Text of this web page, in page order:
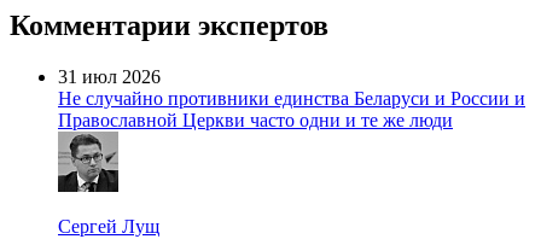
Комментарии экспертов
31 июл 2026
Не случайно противники единства Беларуси и России и
Православной Церкви часто одни и те же люди
Сергей Лущ